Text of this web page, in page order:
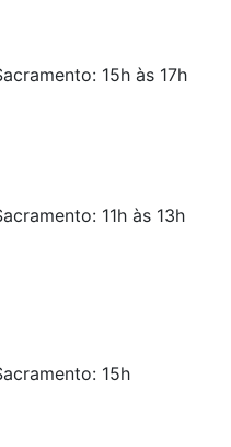
15h às 17h
11h às 13h
15h